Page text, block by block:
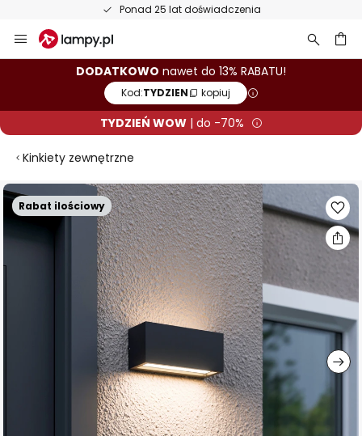
Ponad 25 lat doświadczenia
Przejdź
do
DODATKOWO nawet do 13% RABATU!
Kod:TYDZIEN kopiuj
TYDZIEŃ WOW| do -70%
Kinkiety zewnętrzne
Rabat ilościowy
Przejdź
na
koniec